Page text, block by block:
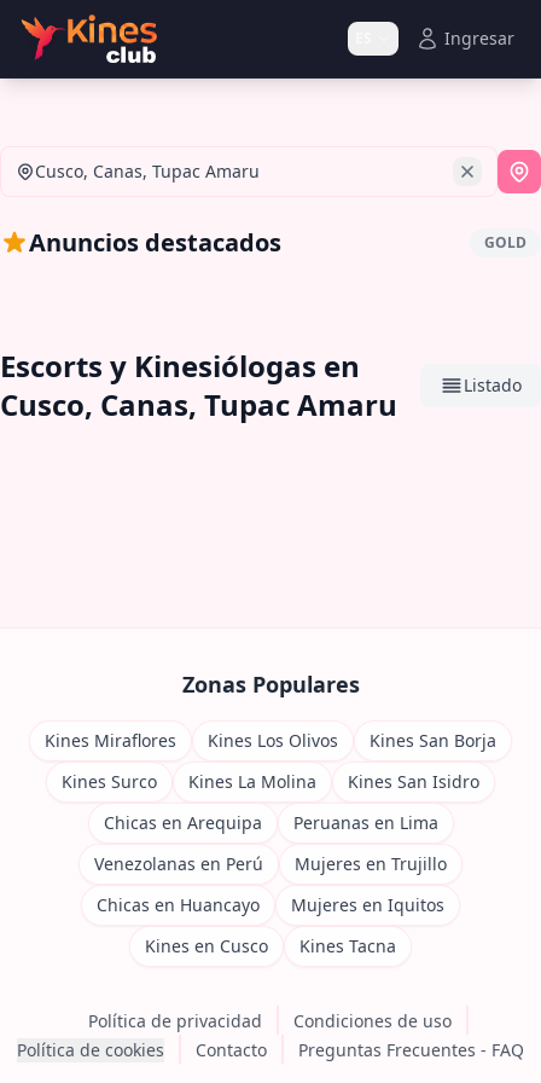
Ingresar
Cusco, Canas, Tupac Amaru
Anuncios destacados GOLD
Escorts y Kinesiólogas en
Cusco, Canas, Tupac Amaru
Listado
Zonas Populares
Kines Miraflores Kines Los Olivos
Kines San Borja
Kines Surco
Kines La Molina
Kines San Isidro
Chicas en Arequipa
Peruanas en Lima
Venezolanas en Perú
Mujeres en Trujillo
Chicas en Huancayo
Mujeres en Iquitos
Kines en Cusco
Kines Tacna
Política de privacidad
Condiciones de uso
Política de cookies
Contacto Preguntas Frecuentes - FAQ